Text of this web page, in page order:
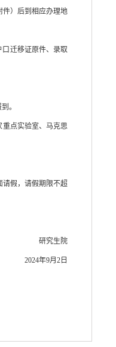
件）后到相应办理地
口迁移证原件、录取
。
重点实验室、马克思
假，请假期限不超
研究生院
2024年9月2日